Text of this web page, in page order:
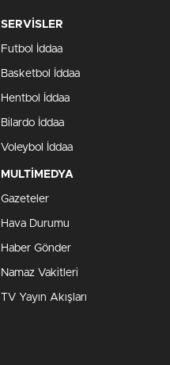
SERVİSLER
Futbol İddaa
Basketbol İddaa
Hentbol İddaa
Bilardo İddaa
Voleybol İddaa
MULTİMEDYA
Gazeteler
Hava Durumu
Haber Gönder
Namaz Vakitleri
TV Yayın Akışları